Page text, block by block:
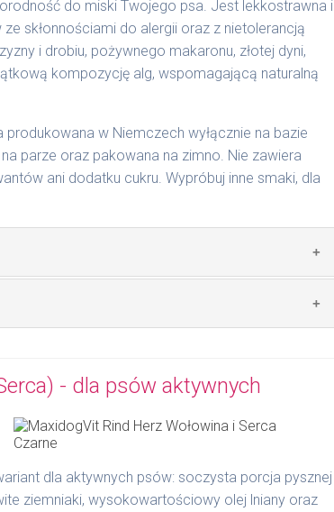
potrzeby zależne są od rasy,
g/1025
do miski Twojego psa. Jest lekkostrawna i
skłonnościami do alergii oraz z nietolerancją
i drobiu, pożywnego makaronu, złotej dyni,
kompozycję alg, wspomagającą naturalną
w Niemczech wyłącznie na bazie
parze oraz pakowana na zimno. Nie zawiera
ani dodatku cukru. Wypróbuj inne smaki, dla
dziczyzna, 20% drób, 4% makaron, 4%
lodówce, nie dłużej niż 2 dni.
Wild (Dziczyzna)
- dla psów aktywnych
dla aktywnych psów: soczysta porcja pysznej
ziemniaki, wysokowartościowy olej lniany oraz